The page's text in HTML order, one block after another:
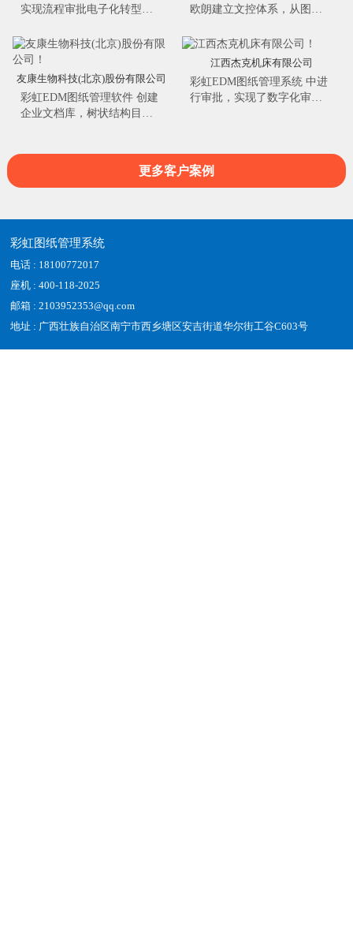
实现流程审批电子化转型。
图文档并进行圈红批阅；高
效的电子签章，实现自动签
名，逐步推进文档资料电子
化审批。实用的收发管理，
建立无纸化图文档流转体
系，为智航真正实现无纸化
欧朗建立文控体系，从图文
布、变更、废止等生命周期
阶段管理，记录图文档的整
个演变过程信息..
友康生物科技(北京)股份有限公司
彩虹EDM图纸管理软件 创建
企业文档库，树状结构目
在系统内的历史文件随时查
江西杰克机床有限公司
彩虹EDM图纸管理系统​ 中进
行审批，实现了数字化审
实现图纸的无纸化流转，也
保证了数据的准确唯一。可
更多客户案例
彩虹图纸管理系统
电话 : 18100772017
座机 : 400-118-2025
邮箱 : 2103952353@qq.com
地址 : 广西壮族自治区南宁市西乡塘区安吉街道华尔街工谷C603号